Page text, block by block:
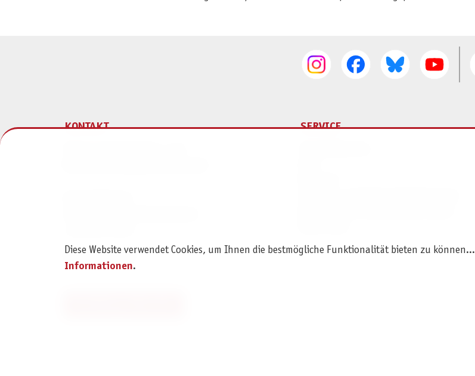
KONTAKT
Kontaktformular
SERVICE
Diese Website verwendet Cookies, um Ihnen die bestmögliche Funktionalität bieten zu können...
Informationen.